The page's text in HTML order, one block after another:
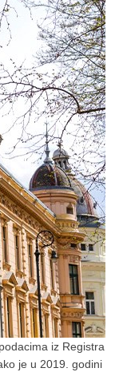
iz Registra
je u 2019. godini